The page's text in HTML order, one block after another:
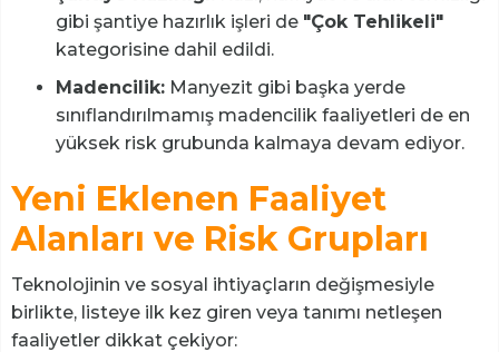
gibi şantiye hazırlık işleri de "Çok Tehlikeli"
kategorisine dahil edildi.
Madencilik: Manyezit gibi başka yerde
sınıflandırılmamış madencilik faaliyetleri de en
yüksek risk grubunda kalmaya devam ediyor.
Yeni Eklenen Faaliyet
Alanları ve Risk Grupları
Teknolojinin ve sosyal ihtiyaçların değişmesiyle
birlikte, listeye ilk kez giren veya tanımı netleşen
faaliyetler dikkat çekiyor: